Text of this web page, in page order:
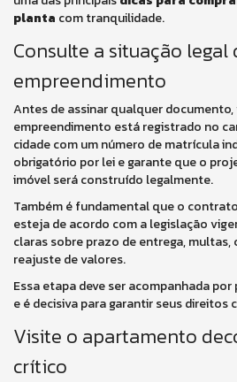
planta com tranquilidade.
Consulte a situação legal
empreendimento
Antes de assinar qualquer documento,
empreendimento está registrado no
cidade com um número de matrícula
obrigatório por lei e garante que o
imóvel será construído legalmente.
Também é fundamental que o
esteja de acordo com a legislação
claras sobre prazo de entrega, multas,
reajuste de valores.
Essa etapa deve ser acompanhada
e é decisiva para garantir seus direitos
Visite o apartamento
crítico